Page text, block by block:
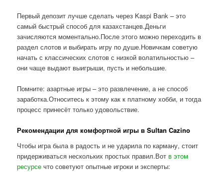
Первый депозит лучше сделать через Kaspi Bank – это
самый быстрый способ для казахстанцев.Деньги
зачисляются моментально.После этого можно переходить в
раздел слотов и выбирать игру по душе.Новичкам советую
начать с классических слотов с низкой волатильностью –
они чаще выдают выигрыши, пусть и небольшие.
Помните: азартные игры – это развлечение, а не способ
заработка.Относитесь к этому как к платному хобби, и тогда
процесс принесёт только удовольствие.
Рекомендации для комфортной игры в Sultan Cazino
Чтобы игра была в радость и не ударила по карману, стоит
придерживаться нескольких простых правил.Вотв этом
ресурсе что советуют опытные игроки и эксперты: